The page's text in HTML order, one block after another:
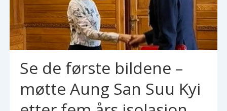
Se de første bildene –
møtte Aung San Suu Kyi